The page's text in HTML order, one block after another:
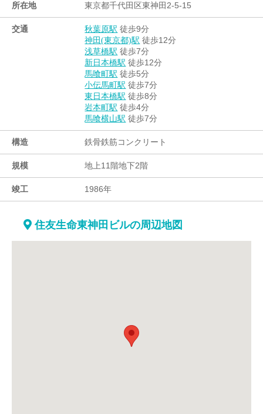
所在地 東京都千代田区東神田2-5-15
交通 秋葉原駅 徒歩9分
神田(東京都)駅 徒歩12分
浅草橋駅 徒歩7分
新日本橋駅 徒歩12分
馬喰町駅 徒歩5分
小伝馬町駅 徒歩7分
東日本橋駅 徒歩8分
岩本町駅 徒歩4分
馬喰横山駅 徒歩7分
構造 鉄骨鉄筋コンクリート
規模 地上11階地下2階
竣工 1986年
住友生命東神田ビルの周辺地図